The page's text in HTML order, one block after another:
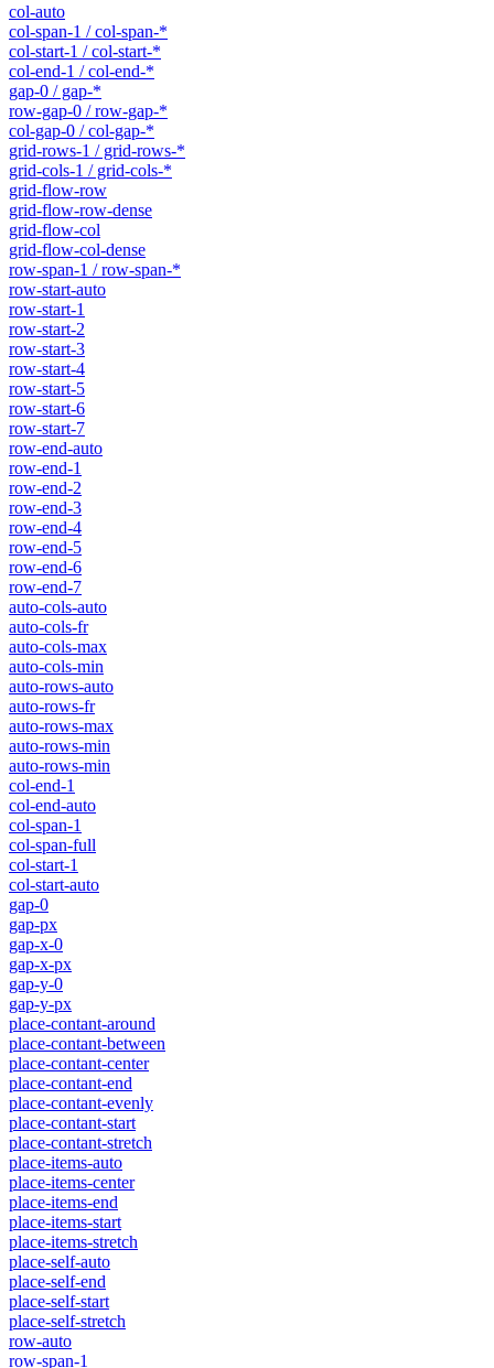
col-auto
col-span-1 / col-span-*
col-start-1 / col-start-*
col-end-1 / col-end-*
gap-0 / gap-*
row-gap-0 / row-gap-*
col-gap-0 / col-gap-*
grid-rows-1 / grid-rows-*
grid-cols-1 / grid-cols-*
grid-flow-row
grid-flow-row-dense
grid-flow-col
grid-flow-col-dense
row-span-1 / row-span-*
row-start-auto
row-start-1
row-start-2
row-start-3
row-start-4
row-start-5
row-start-6
row-start-7
row-end-auto
row-end-1
row-end-2
row-end-3
row-end-4
row-end-5
row-end-6
row-end-7
auto-cols-auto
auto-cols-fr
auto-cols-max
auto-cols-min
auto-rows-auto
auto-rows-fr
auto-rows-max
auto-rows-min
auto-rows-min
col-end-1
col-end-auto
col-span-1
col-span-full
col-start-1
col-start-auto
gap-0
gap-px
gap-x-0
gap-x-px
gap-y-0
gap-y-px
place-contant-around
place-contant-between
place-contant-center
place-contant-end
place-contant-evenly
place-contant-start
place-contant-stretch
place-items-auto
place-items-center
place-items-end
place-items-start
place-items-stretch
place-self-auto
place-self-end
place-self-start
place-self-stretch
row-auto
row-span-1